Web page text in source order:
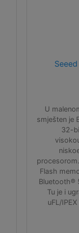
U
smješten je
32-
Flash
Bluetooth®
Tu je i
uFL/